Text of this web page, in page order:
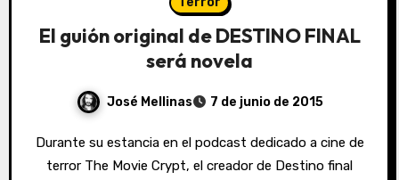
El guión original de DESTINO FINAL
será novela
José Mellinas 7 de junio de 2015
Durante su estancia en el podcast dedicado a cine de
terror The Movie Crypt, el creador de Destino final